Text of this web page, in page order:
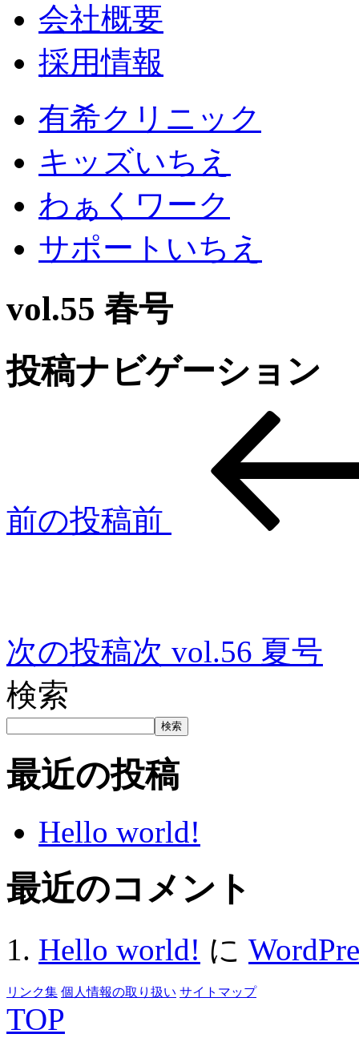
会社概要
採用情報
有希クリニック
キッズいちえ
わぁくワーク
サポートいちえ
vol.55 春号
投稿ナビゲーション
前の投稿前
次の投稿次 vol.56 夏号
検索
検索
最近の投稿
Hello world!
最近のコメント
Hello world! に
リンク集 個人情報の取り扱い サイトマップ
TOP